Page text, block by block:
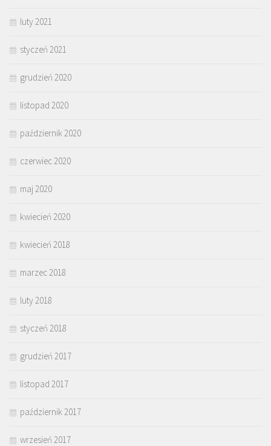
luty 2021
styczeń 2021
grudzień 2020
listopad 2020
październik 2020
czerwiec 2020
maj 2020
kwiecień 2020
kwiecień 2018
marzec 2018
luty 2018
styczeń 2018
grudzień 2017
listopad 2017
październik 2017
wrzesień 2017